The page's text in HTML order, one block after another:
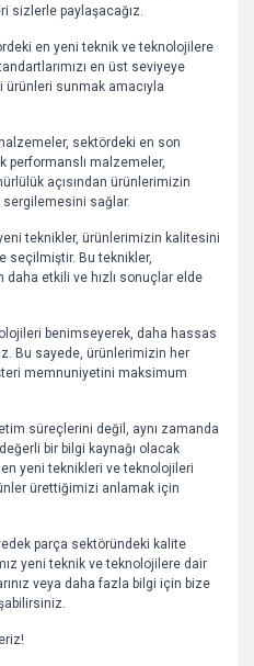
sizlerle paylaşacağız.
en yeni teknik ve teknolojilere
en üst seviyeye
ürünleri sunmak amacıyla
sektördeki en son
performanslı malzemeler,
açısından ürünlerimizin
sağlar.
teknikler, ürünlerimizin kalitesini
seçilmiştir. Bu teknikler,
etkili ve hızlı sonuçlar elde
benimseyerek, daha hassas
Bu sayede, ürünlerimizin her
memnuniyetini maksimum
süreçlerini değil, aynı zamanda
bir bilgi kaynağı olacak
yeni teknikleri ve teknolojileri
ürettiğimizi anlamak için
parça sektöründeki kalite
yeni teknik ve teknolojilere dair
veya daha fazla bilgi için bize